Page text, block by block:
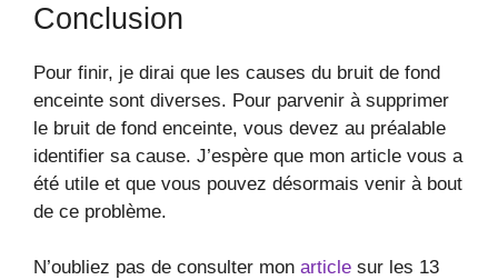
Conclusion
Pour finir, je dirai que les causes du bruit de fond
enceinte sont diverses. Pour parvenir à supprimer
le bruit de fond enceinte, vous devez au préalable
identifier sa cause. J’espère que mon article vous a
été utile et que vous pouvez désormais venir à bout
de ce problème.
N’oubliez pas de consulter mon article sur les 13